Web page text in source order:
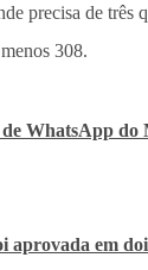
precisa de três
308.
WhatsApp do
aprovada em